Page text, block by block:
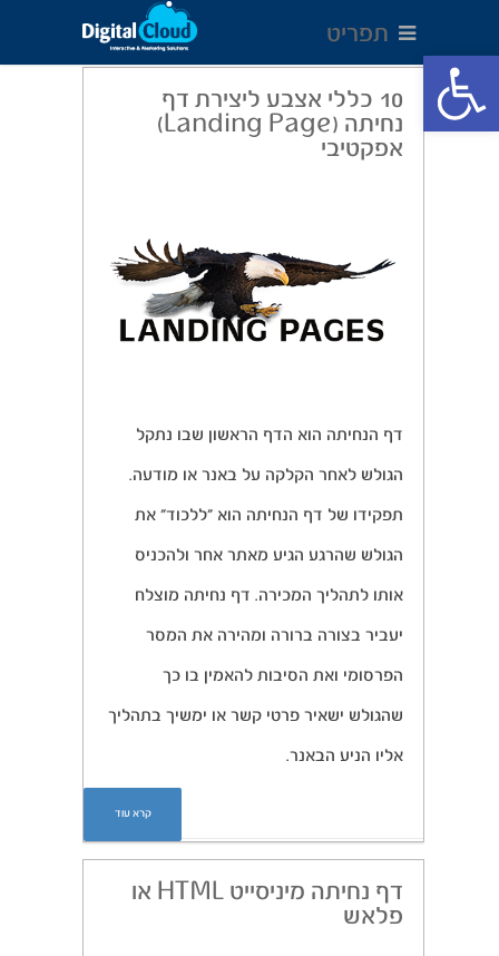
Open toolbar
תפריט
10 כללי אצבע ליצירת דף
נחיתה (Landing Page)
אפקטיבי
דף הנחיתה הוא הדף הראשון שבו נתקל
הגולש לאחר הקלקה על באנר או מודעה.
תפקידו של דף הנחיתה הוא “ללכוד” את
הגולש שהרגע הגיע מאתר אחר ולהכניס
אותו לתהליך המכירה. דף נחיתה מוצלח
יעביר בצורה ברורה ומהירה את המסר
הפרסומי ואת הסיבות להאמין בו כך
שהגולש ישאיר פרטי קשר או ימשיך בתהליך
אליו הניע הבאנר.
קרא עוד
דף נחיתה מיניסייט HTML או
פלאש